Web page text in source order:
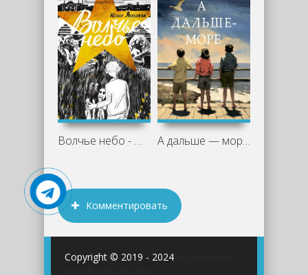
Волчье небо - Юлия Яковлева А дальше — море - Лора Спенс-Эш
Комментировать
Copyright © 2019 - 2024